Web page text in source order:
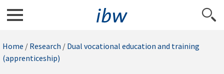
Home / Research / Dual vocational education and training
(apprenticeship)